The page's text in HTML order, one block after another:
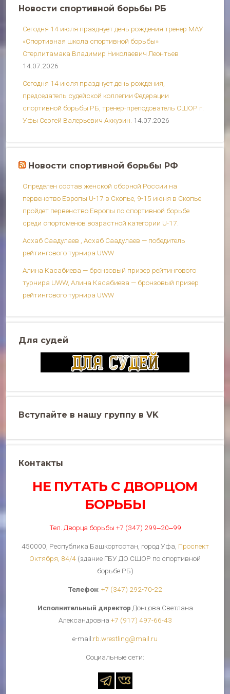
Новости спортивной борьбы РБ
Сегодня 14 июля празднует день рождения тренер МАУ
«Спортивная школа спортивной борьбы»
Стерлитамака Владимир Николаевич Леонтьев
14.07.2026
Сегодня 14 июля празднует день рождения,
председатель судейской коллегии Федерации
спортивной борьбы РБ, тренер-преподователь СШОР г.
Уфы Сергей Валерьевич Аккузин. 14.07.2026
Новости спортивной борьбы РФ
Определен состав женской сборной России на
первенство Европы U-17 в Скопье, 9-15 июня в Скопье
пройдет первенство Европы по спортивной борьбе
среди спортсменов возрастной категории U-17.
Асхаб Саадулаев , Асхаб Саадулаев — победитель
рейтингового турнира UWW
Алина Касабиева — бронзовый призер рейтингового
турнира UWW, Алина Касабиева — бронзовый призер
рейтингового турнира UWW
Для судей
Вступайте в нашу группу в VK
Контакты
НЕ ПУТАТЬ С ДВОРЦОМ
БОРЬБЫ
Тел. Дворца борьбы +7 (347) 299‒20‒99
450000, Республика Башкортостан, город Уфа, Проспект
Октября, 84/4 (здание ГБУ ДО СШОР по спортивной
борьбе РБ)
Телефон: +7 (347) 292-70-22
Исполнительный директор Донцова Светлана
Александровна +7 (917) 497-66-43
е-mail:rb.wrestling@mail.ru
Cоциальные сети: